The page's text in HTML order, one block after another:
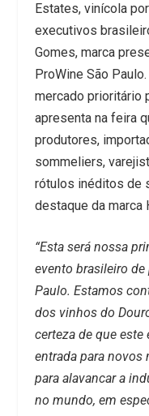
Estates, vinícola
executivos
Gomes, marca
ProWine São
mercado prioritário
apresenta na feira
produtores,
sommeliers,
rótulos inéditos de
destaque da marca
“Esta será nossa
evento brasileiro de
Paulo. Estamos
dos vinhos do
certeza de que este
entrada para novos
para alavancar a
no mundo, em